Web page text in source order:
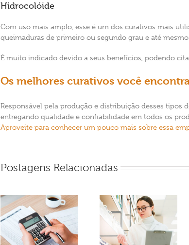
Hidrocolóide
Com uso mais amplo, esse é um dos curativos mais
queimaduras de primeiro ou segundo grau e até
É muito indicado devido a seus benefícios, podendo
Os melhores curativos você
Responsável pela produção e distribuição desses tipos
entregando qualidade e confiabilidade em todos os
Aproveite para conhecer um pouco mais sobre essa
Postagens Relacionadas
Como realizar a
gestão de compras
de produtos
Material hospitalar
descartável: quais os